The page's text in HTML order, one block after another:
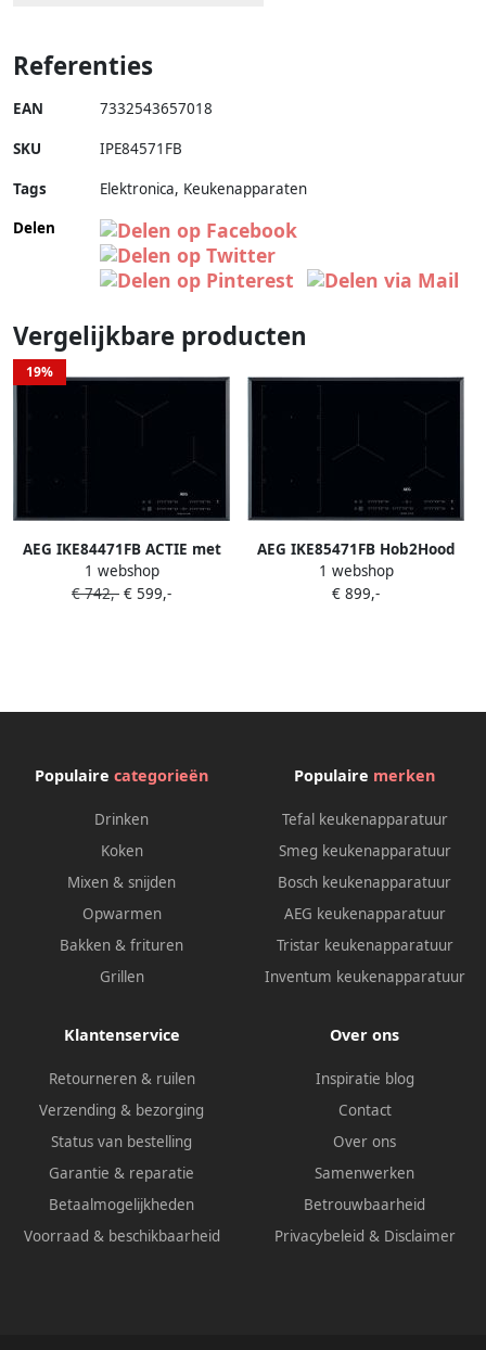
Referenties
EAN 7332543657018
SKU IPE84571FB
Tags
Elektronica, Keukenapparaten
Delen
Vergelijkbare producten
19%
AEG IKE84471FB ACTIE met
GRATIS pannenset
1 webshop
€ 742,- € 599,-
AEG IKE85471FB Hob2Hood
Inductie kookplaat
1 webshop
€ 899,-
Populaire categorieën
Drinken
Koken
Mixen & snijden
Opwarmen
Bakken & frituren
Grillen
Populaire merken
Tefal keukenapparatuur
Smeg keukenapparatuur
Bosch keukenapparatuur
AEG keukenapparatuur
Tristar keukenapparatuur
Inventum keukenapparatuur
Klantenservice
Retourneren & ruilen
Verzending & bezorging
Status van bestelling
Garantie & reparatie
Betaalmogelijkheden
Voorraad & beschikbaarheid
Over ons
Inspiratie blog
Contact
Over ons
Samenwerken
Betrouwbaarheid
Privacybeleid & Disclaimer